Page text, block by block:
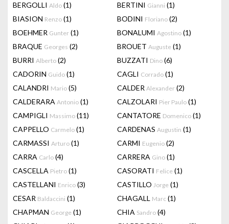
BERGOLLI Aldo (1) BERTINI Gianni (1)
BIASION Renzo (1) BODINI Floriano (2)
BOEHMER Gunter (1) BONALUMI Agostino (1)
BRAQUE Georges (2) BROUET Auguste (1)
BURRI Alberto (2) BUZZATI Dino (6)
CADORIN Guido (1) CAGLI Corrado (1)
CALANDRI Mario (5) CALDER Alexander (2)
CALDERARA Antonio (1) CALZOLARI Pier Paulo (1)
CAMPIGLI Massimo (11) CANTATORE Domenico (1)
CAPPELLO Carmelo (1) CARDENAS Augustin (1)
CARMASSI Arturo (1) CARMI Eugenio (2)
CARRA Carlo (4) CARRERA Gino (1)
CASCELLA Pietro (1) CASORATI Felice (1)
CASTELLANI Enrico (3) CASTILLO Jorge (1)
CESAR Baldaccini (1) CHAGALL Marc (1)
CHAPMAN George (1) CHIA Sandro (4)